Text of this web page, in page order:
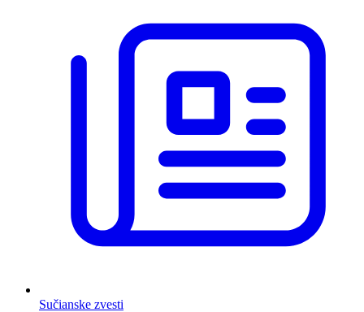
Sučianske zvesti